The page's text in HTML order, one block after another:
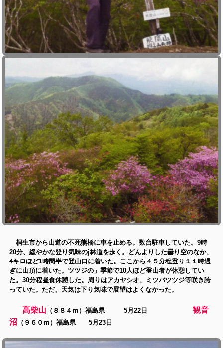
桐生市から山道の不死熊橋に車を止める。数台駐車していた。9時
20分、緩やかな登り気味のj林道を歩く。どんよりした曇り空のなか、
4キロほど1時間半で登山口に着いた。ここから４５分程登り１１時過
ぎに山頂に着いた。ツツジの」季節で10人ほど登山者が休憩してい
た。30分程昼食休憩した。周りはアカヤシオ、ミツバツツジ等咲き誇
っていた。ただ、天気は下り気味で展望はよくなかった。
高柴山 （８８４ｍ）福島県 5月22日観音
沼 （９６０ｍ）福島県 5月23日